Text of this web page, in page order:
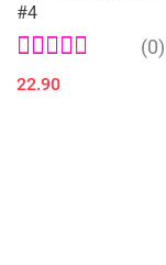
#4
(0)
22.90